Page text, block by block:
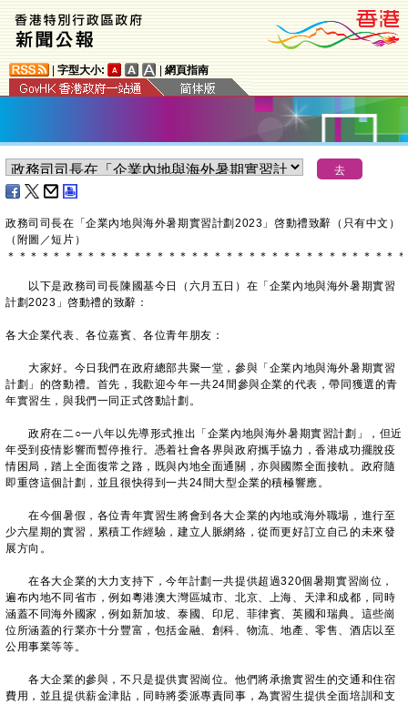
字型大小: 網頁指南
政務司司長在「企業內地與海外暑期實習計劃2023」啓動禮致辭（只有中文）
（附圖／短片）
＊ ＊ ＊ ＊ ＊ ＊ ＊ ＊ ＊ ＊ ＊ ＊ ＊ ＊ ＊ ＊ ＊ ＊ ＊ ＊ ＊ ＊ ＊ ＊ ＊ ＊ ＊ ＊ ＊ ＊ ＊ ＊ ＊ ＊ ＊
以下是政務司司長陳國基今日（六月五日）在「企業內地與海外暑期實習
計劃2023」啓動禮的致辭：
各大企業代表、各位嘉賓、各位青年朋友：
大家好。今日我們在政府總部共聚一堂，參與「企業內地與海外暑期實習
計劃」的啓動禮。首先，我歡迎今年一共24間參與企業的代表，帶同獲選的青
年實習生，與我們一同正式啓動計劃。
政府在二○一八年以先導形式推出「企業內地與海外暑期實習計劃」，但近
年受到疫情影響而暫停推行。憑着社會各界與政府攜手協力，香港成功擺脫疫
情困局，踏上全面復常之路，既與內地全面通關，亦與國際全面接軌。政府隨
即重啓這個計劃，並且很快得到一共24間大型企業的積極響應。
在今個暑假，各位青年實習生將會到各大企業的內地或海外職場，進行至
少六星期的實習，累積工作經驗，建立人脈網絡，從而更好訂立自己的未來發
展方向。
在各大企業的大力支持下，今年計劃一共提供超過320個暑期實習崗位，
遍布內地不同省市，例如粵港澳大灣區城市、北京、上海、天津和成都，同時
涵蓋不同海外國家，例如新加坡、泰國、印尼、菲律賓、英國和瑞典。這些崗
位所涵蓋的行業亦十分豐富，包括金融、創科、物流、地產、零售、酒店以至
公用事業等等。
各大企業的參與，不只是提供實習崗位。他們將承擔實習生的交通和住宿
費用，並且提供薪金津貼，同時將委派專責同事，為實習生提供全面培訓和支